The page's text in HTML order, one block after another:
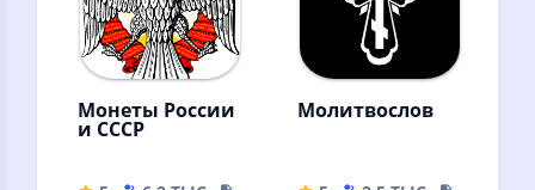
Именины.
Монеты России
и СССР
Молитвослов